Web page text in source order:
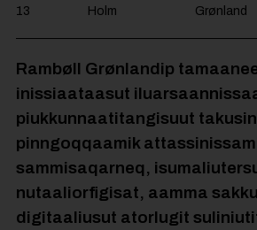
13
Holm
Grønland
Rambøll Grønlandip
inissiaataasut
piukkunnaatitangisuut
pinngoqqaamik
sammisaqarneq,
nutaaliorfigisat, aamma
digitaaliusut atorlugit